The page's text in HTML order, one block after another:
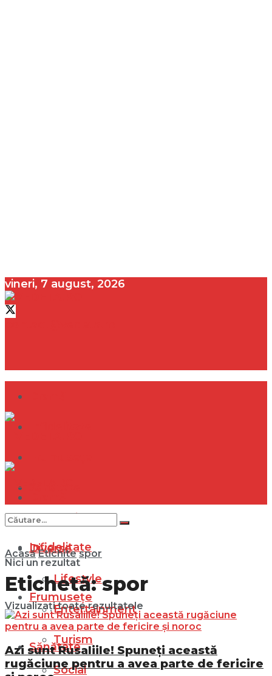
vineri, 7 august, 2026
Internațional
Diverse
Lifestyle
Entertainment
Turism
Social
Infidelitate
Frumusețe
Sănătate
Nici un rezultat
Vizualizați toate rezultatele
Acasă Etichite spor
Etichetă:spor
Azi sunt Rusaliile! Spuneți această
rugăciune pentru a avea parte de fericire